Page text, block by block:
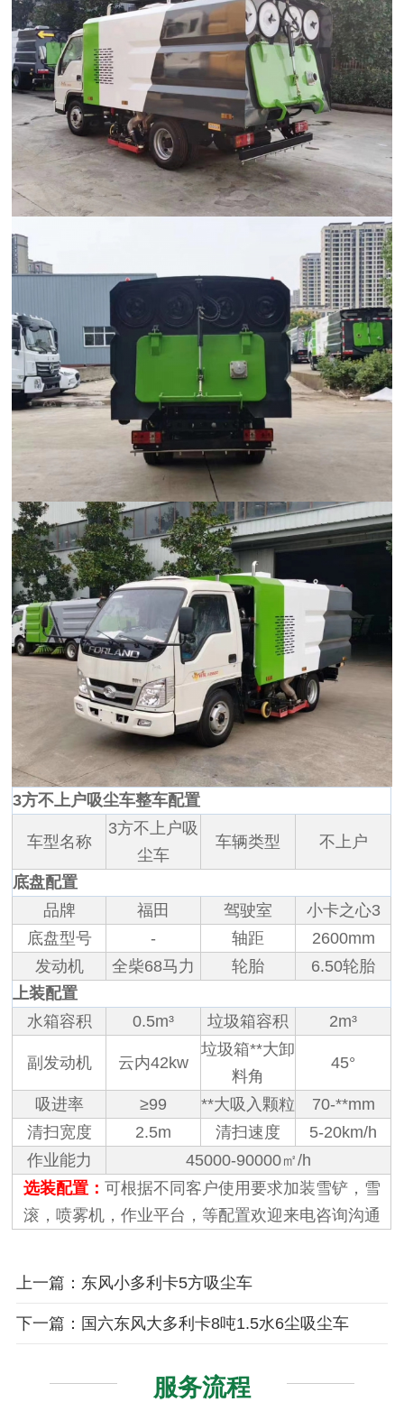
3方不上户吸尘车整车配置
车型名称
3方不上户吸
尘车
车辆类型 不上户
底盘配置
品牌
福田 驾驶室
小卡之心3
底盘型号
- 轴距
2600mm
发动机
全柴68马力 轮胎
6.50轮胎
上装配置
水箱容积
0.5m³ 垃圾箱容积 2m³
副发动机 云内42kw
垃圾箱**大卸
料角
45°
吸进率 ≥99 **大吸入颗粒
70-**mm
清扫宽度
2.5m 清扫速度
5-20km/h
作业能力
45000-90000㎡/h
选装配置： 可根据不同客户使用要求加装雪铲，雪
滚，喷雾机，作业平台，等配置欢迎来电咨询沟通
上一篇：东风小多利卡5方吸尘车
下一篇：国六东风大多利卡8吨1.5水6尘吸尘车
服务流程